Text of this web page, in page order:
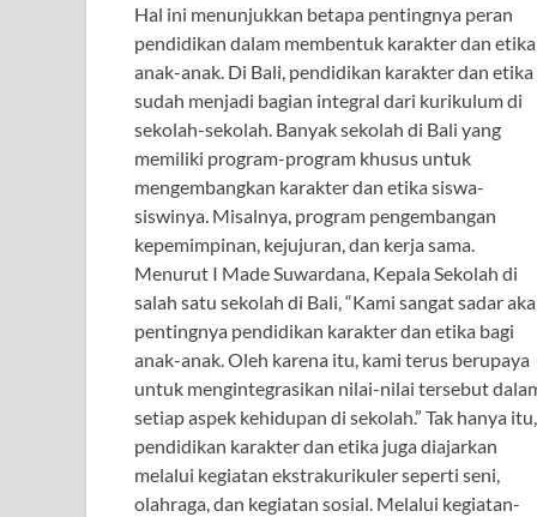
Hal ini menunjukkan betapa pentingnya peran
pendidikan dalam membentuk karakter dan etika
anak-anak. Di Bali, pendidikan karakter dan etika
sudah menjadi bagian integral dari kurikulum di
sekolah-sekolah. Banyak sekolah di Bali yang
memiliki program-program khusus untuk
mengembangkan karakter dan etika siswa-
siswinya. Misalnya, program pengembangan
kepemimpinan, kejujuran, dan kerja sama.
Menurut I Made Suwardana, Kepala Sekolah di
salah satu sekolah di Bali, “Kami sangat sadar
pentingnya pendidikan karakter dan etika bagi
anak-anak. Oleh karena itu, kami terus berupaya
untuk mengintegrasikan nilai-nilai tersebut
setiap aspek kehidupan di sekolah.” Tak hanya itu,
pendidikan karakter dan etika juga diajarkan
melalui kegiatan ekstrakurikuler seperti seni,
olahraga, dan kegiatan sosial. Melalui kegiatan-